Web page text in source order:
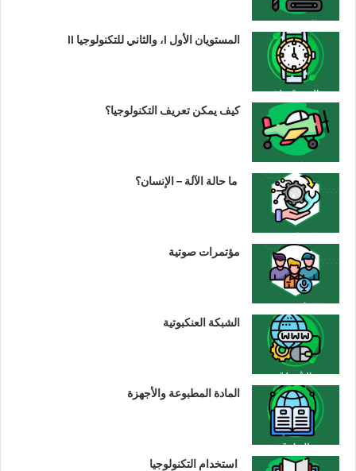
المستويان الأول I، والثاني للتكنولوجيا II
كيف يمكن تعريف التكنولوجيا؟
ما حالة الآلة – الإنسان؟
مؤتمرات صوتية
الشبكة العنكبوتية
المادة المطبوعة والأجهزة
استخدام التكنولوجيا